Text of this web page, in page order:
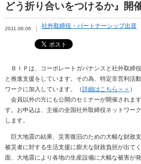
どう折り合いをつけるか』開
2011.06.06 社外取締役・パートナーシップ出資
ＢＩＰは、コーポレートガバナンスと社外取締
と推進支援をしています。その為、特定非営利活
ワークに加入しています。（詳細はこちら＞＞ ）
会員以外の方にも公開のセミナーが開催されま
す。お申込は、主催の全国社外取締役ネットワー
します。
巨大地震の結果、災害復旧のための大幅な財政
被災者に対する生活支援に膨大な財政負担が出て
面、大地震により各地の生産設備に大幅な被害が